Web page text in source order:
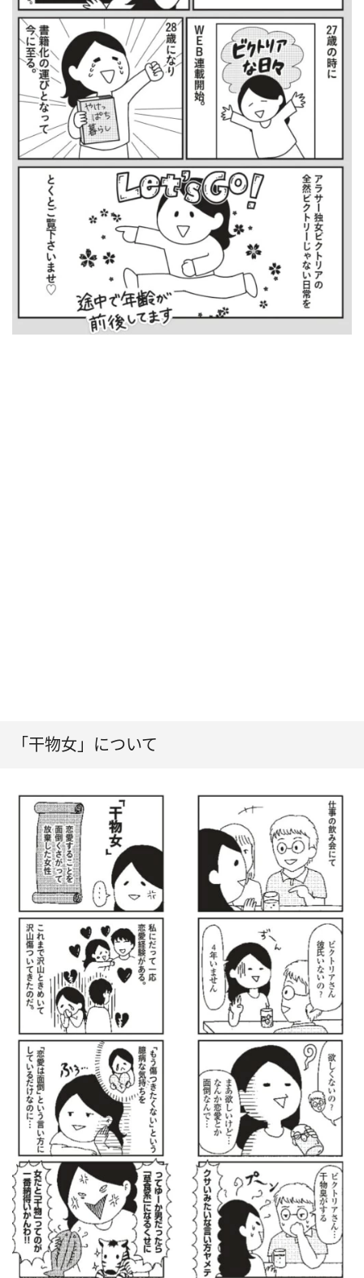
「干物女」について